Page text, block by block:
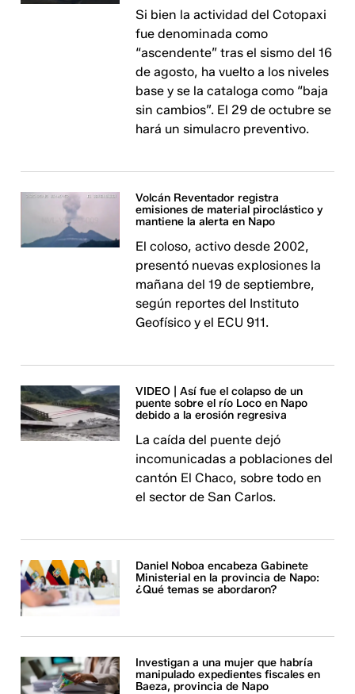
Si bien la actividad del Cotopaxi
fue denominada como
“ascendente” tras el sismo del 16
de agosto, ha vuelto a los niveles
base y se la cataloga como “baja
sin cambios”. El 29 de octubre se
hará un simulacro preventivo.
Volcán Reventador registra
emisiones de material piroclástico y
mantiene la alerta en Napo
El coloso, activo desde 2002,
presentó nuevas explosiones la
mañana del 19 de septiembre,
según reportes del Instituto
Geofísico y el ECU 911.
VIDEO | Así fue el colapso de un
puente sobre el río Loco en Napo
debido a la erosión regresiva
La caída del puente dejó
incomunicadas a poblaciones del
cantón El Chaco, sobre todo en
el sector de San Carlos.
Daniel Noboa encabeza Gabinete
Ministerial en la provincia de Napo:
¿Qué temas se abordaron?
Investigan a una mujer que habría
manipulado expedientes fiscales en
Baeza, provincia de Napo